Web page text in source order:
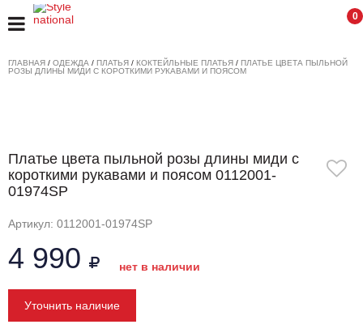
0
ГЛАВНАЯ / ОДЕЖДА / ПЛАТЬЯ / КОКТЕЙЛЬНЫЕ ПЛАТЬЯ / ПЛАТЬЕ ЦВЕТА ПЫЛЬНОЙ
РОЗЫ ДЛИНЫ МИДИ С КОРОТКИМИ РУКАВАМИ И ПОЯСОМ
Платье цвета пыльной розы длины миди с
короткими рукавами и поясом 0112001-
01974SP
Артикул: 0112001-01974SP
4 990 нет в наличии
Уточнить наличие